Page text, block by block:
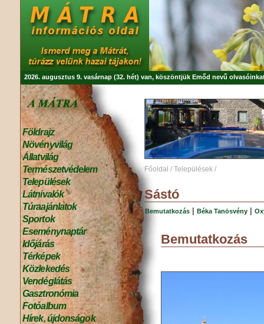
2026. augusztus 9. vasárnap (32. hét) van, köszöntjük Emőd nevű
Földrajz
Növényvilág
Állatvilág
Természetvédelem
Települések
Látnivalók
Túraajánlatok
Sportok
Eseménynaptár
Időjárás
Térképek
Közlekedés
Vendéglátás
Gasztronómia
Fotóalbum
Hírek, újdonságok
Főoldal / Települések /
Sástó
Bemutatkozás | Béka Tanösvény |
Bemutatkozás